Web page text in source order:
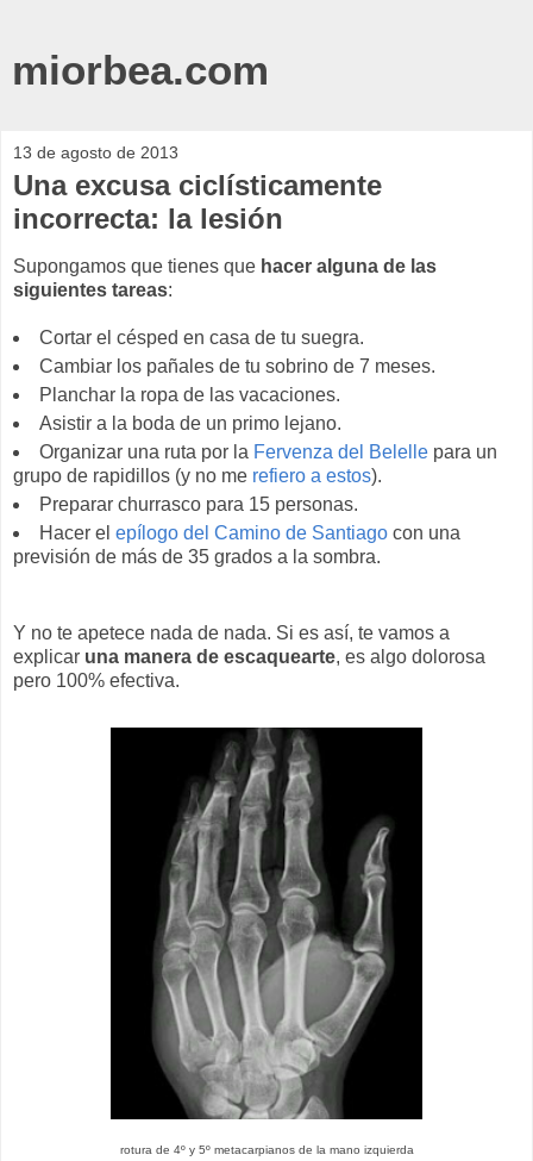
miorbea.com
13 de agosto de 2013
Una excusa ciclísticamente
incorrecta: la lesión
Supongamos que tienes que hacer alguna de las
siguientes tareas:
Cortar el césped en casa de tu suegra.
Cambiar los pañales de tu sobrino de 7 meses.
Planchar la ropa de las vacaciones.
Asistir a la boda de un primo lejano.
Organizar una ruta por la Fervenza del Belellepara un
grupo de rapidillos (y no me refiero a estos).
Preparar churrasco para 15 personas.
Hacer el epílogo del Camino de Santiagocon una
previsión de más de 35 grados a la sombra.
Y no te apetece nada de nada. Si es así, te vamos a
explicar una manera de escaquearte, es algo dolorosa
pero 100% efectiva.
rotura de 4º y 5º metacarpianos de la mano izquierda